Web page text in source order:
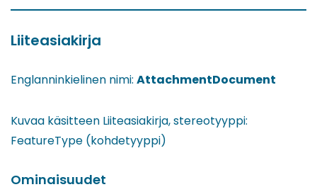
Liiteasiakirja
Englanninkielinen nimi: AttachmentDocument
Kuvaa käsitteen Liiteasiakirja, stereotyyppi:
FeatureType (kohdetyyppi)
Ominaisuudet